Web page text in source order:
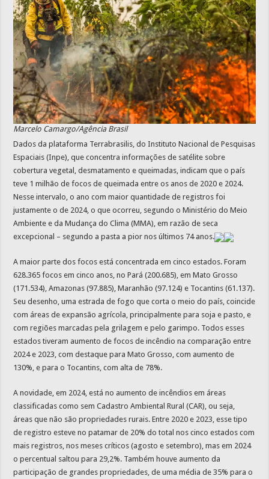
Marcelo Camargo/Agência Brasil
Dados da plataforma Terrabrasilis, do Instituto Nacional de Pesquisas
Espaciais (Inpe), que concentra informações de satélite sobre
cobertura vegetal, desmatamento e queimadas, indicam que o país
teve 1 milhão de focos de queimada entre os anos de 2020 e 2024.
Nesse intervalo, o ano com maior quantidade de registros foi
justamente o de 2024, o que ocorreu, segundo o Ministério do Meio
Ambiente e da Mudança do Clima (MMA), em razão de seca
excepcional – segundo a pasta a pior nos últimos 74 anos.
A maior parte dos focos está concentrada em cinco estados. Foram
628.365 focos em cinco anos, no Pará (200.685), em Mato Grosso
(171.534), Amazonas (97.885), Maranhão (97.124) e Tocantins (61.137).
Seu desenho, uma estrada de fogo que corta o meio do país, coincide
com áreas de expansão agrícola, principalmente para soja e pasto, e
com regiões marcadas pela grilagem e pelo garimpo. Todos esses
estados tiveram aumento de focos de incêndio na comparação entre
2024 e 2023, com destaque para Mato Grosso, com aumento de
130%, e para o Tocantins, com alta de 78%.
A novidade, em 2024, está no aumento de incêndios em áreas
classificadas como sem Cadastro Ambiental Rural (CAR), ou seja,
áreas que não são propriedades rurais. Entre 2020 e 2023, esse tipo
de registro esteve no patamar de 20% do total nos cinco estados com
mais registros, nos meses críticos (agosto e setembro), mas em 2024
o percentual saltou para 29,2%. Também houve aumento da
participação de grandes propriedades, de uma média de 35% para o